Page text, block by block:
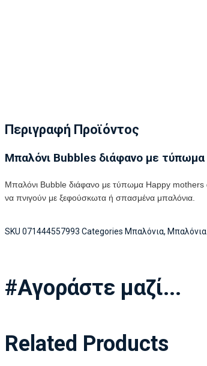
Περιγραφή Προϊόντος
Μπαλόνι Bubbles διάφανο με
Μπαλόνι Bubble διάφανο με τύπωμα Happy mothers
να πνιγούν με ξεφούσκωτα ή σπασμένα μπαλόνια.
SKU 071444557993 Categories Μπαλόνια, Μπαλόνια
#Αγοράστε μαζί...
Related Products